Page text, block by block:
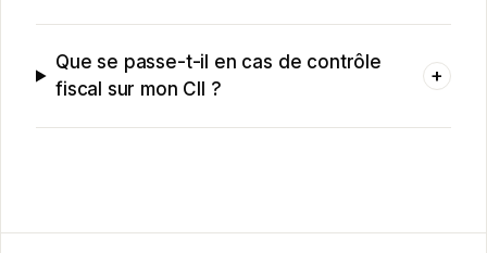
Que se passe-t-il en cas de contrôle
fiscal sur mon CII ?
+